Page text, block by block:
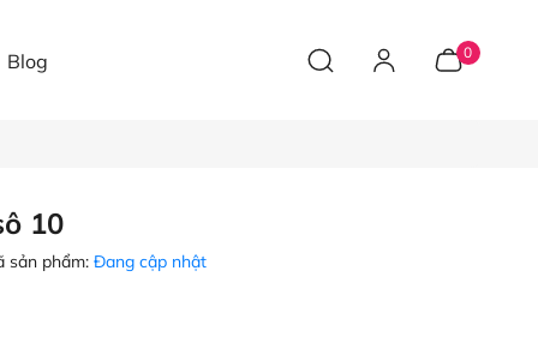
Blog 0
10
sản phẩm: Đang cập nhật